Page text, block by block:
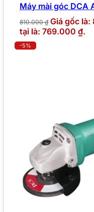
Máy mài góc DCA
810.000₫ Giá gốc
tại là: 769.000 ₫.
-5%